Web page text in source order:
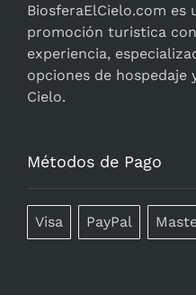
BiosferaElCielo.com es
promoción turistica
experiencia,
opciones de hospedaje
Cielo.
Métodos de Pago
Visa PayPal